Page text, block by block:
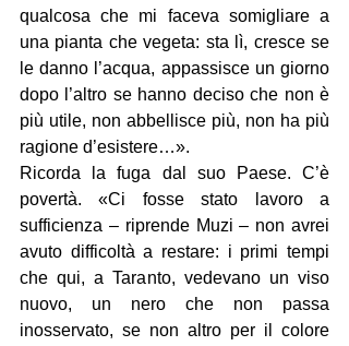
qualcosa che mi faceva somigliare a
una pianta che vegeta: sta lì, cresce se
le danno l’acqua, appassisce un giorno
dopo l’altro se hanno deciso che non è
più utile, non abbellisce più, non ha più
ragione d’esistere…».
Ricorda la fuga dal suo Paese. C’è
povertà. «Ci fosse stato lavoro a
sufficienza – riprende Muzi – non avrei
avuto difficoltà a restare: i primi tempi
che qui, a Taranto, vedevano un viso
nuovo, un nero che non passa
inosservato, se non altro per il colore